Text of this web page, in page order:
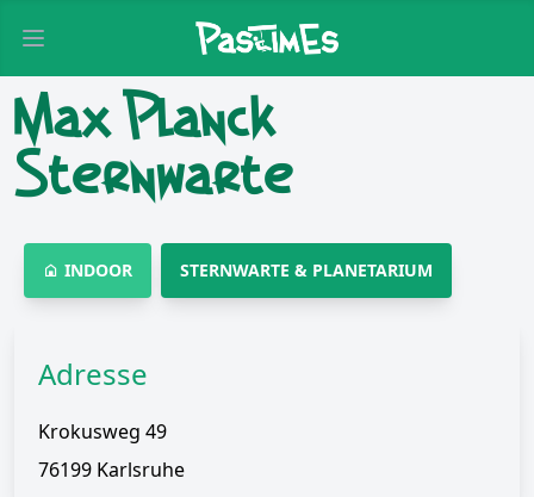
Open main menu
Max Planck
Sternwarte
INDOOR STERNWARTE & PLANETARIUM
Adresse
Krokusweg 49
76199 Karlsruhe